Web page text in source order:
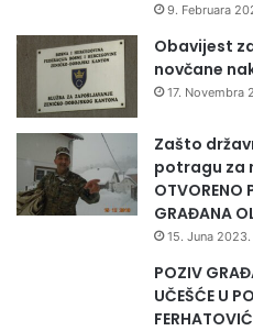
9. Februara
Obavijest
novčane
17. Novembra
Zašto
potragu za
OTVORENO
GRAĐANA
15. Juna 2023.
POZIV
UČEŠĆE U